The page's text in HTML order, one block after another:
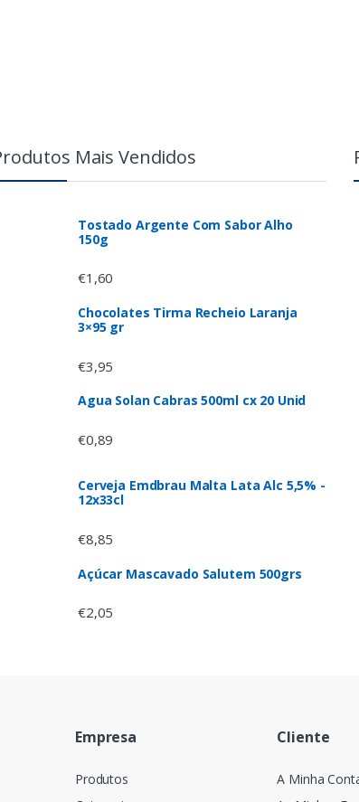
Mais Vendidos
Tostado Argente Com Sabor Alho
150g
€1,60
Chocolates Tirma Recheio Laranja
3×95 gr
€3,95
Agua Solan Cabras 500ml cx 20 Unid
€0,89
Cerveja Emdbrau Malta Lata Alc 5,5% -
12x33cl
€8,85
Açúcar Mascavado Salutem 500grs
€2,05
Empresa
Produtos
Cliente
A Minha